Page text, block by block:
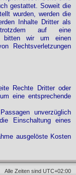
gestattet. Soweit die
wurden, werden die
Inhalte Dritter als
auf eine
bitten wir um einen
Rechtsverletzungen
Rechte Dritter oder
eine entsprechende
unverzüglich
Einschaltung eines
ausgelöste Kosten
Alle Zeiten sind UTC+02:00